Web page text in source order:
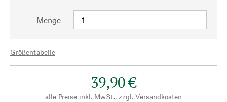
Menge
Größentabelle
39,90 €
alle Preise inkl. MwSt., zzgl. Versandkosten